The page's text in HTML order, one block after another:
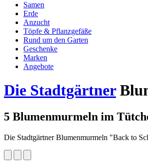
Samen
Erde
Anzucht
Töpfe & Pflanzgefäße
Rund um den Garten
Geschenke
Marken
Angebote
Die Stadtgärtner
5 Blumenmurmeln im
Die Stadtgärtner Blumenmurmeln "Back to